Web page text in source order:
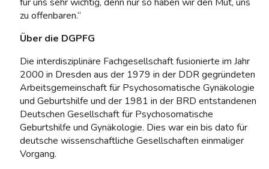
zu offenbaren.“
Über die DGPFG
Die interdisziplinäre Fachgesellschaft fusionierte im Jahr
2000 in Dresden aus der 1979 in der DDR gegründeten
Arbeitsgemeinschaft für Psychosomatische Gynäkologie
und Geburtshilfe und der 1981 in der BRD entstandenen
Deutschen Gesellschaft für Psychosomatische
Geburtshilfe und Gynäkologie. Dies war ein bis dato für
deutsche wissenschaftliche Gesellschaften einmaliger
Vorgang.